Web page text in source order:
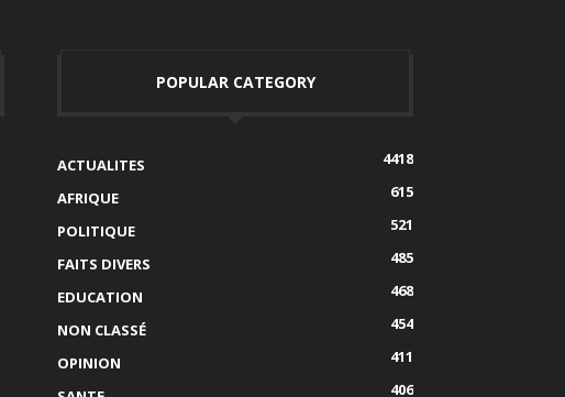
POPULAR CATEGORY
ACTUALITES
4418
AFRIQUE
615
POLITIQUE
521
FAITS DIVERS
485
EDUCATION
468
NON CLASSÉ
454
OPINION
411
406